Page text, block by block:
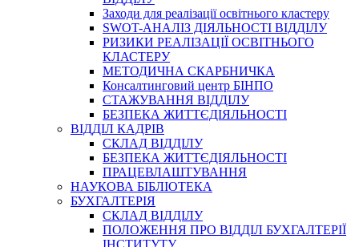
Заходи для реалізації освітнього кластеру
SWOT-АНАЛІЗ ДІЯЛЬНОСТІ ВІДДІЛУ
РИЗИКИ РЕАЛІЗАЦІЇ ОСВІТНЬОГО
КЛАСТЕРУ
МЕТОДИЧНА СКАРБНИЧКА
Консалтинговий центр БІНПО
СТАЖУВАННЯ ВІДДІЛУ
БЕЗПЕКА ЖИТТЄДІЯЛЬНОСТІ
ВІДДІЛ КАДРІВ
СКЛАД ВІДДІЛУ
БЕЗПЕКА ЖИТТЄДІЯЛЬНОСТІ
ПРАЦЕВЛАШТУВАННЯ
НАУКОВА БІБЛІОТЕКА
БУХГАЛТЕРІЯ
СКЛАД ВІДДІЛУ
ПОЛОЖЕННЯ ПРО ВІДДІЛ БУХГАЛТЕРІЇ
ІНСТИТУТУ